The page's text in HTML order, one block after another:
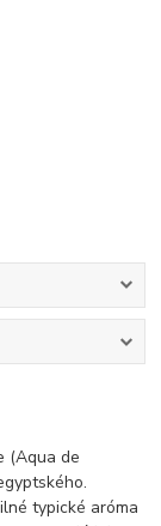
(Aqua de
typické aróma